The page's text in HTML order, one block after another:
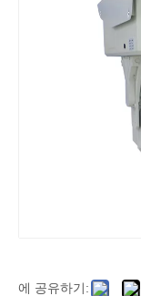
에 공유하기: